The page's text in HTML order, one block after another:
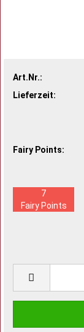
Art.Nr.:
Lieferzeit:
Fairy Points:
7
Fairy Points